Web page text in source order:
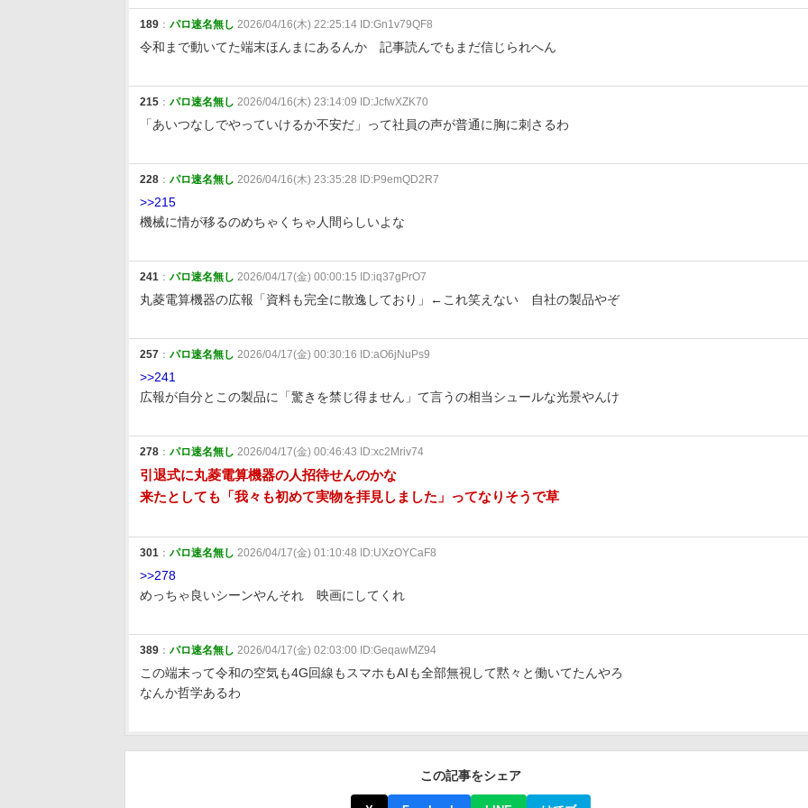
189 ： パロ速名無し 2026/04/16(木) 22:25:14 ID:Gn1v79QF8
令和まで動いてた端末ほんまにあるんか 記事読んでもまだ信じられへん
215 ： パロ速名無し 2026/04/16(木) 23:14:09 ID:JcfwXZK70
「あいつなしでやっていけるか不安だ」って社員の声が普通に胸に刺さるわ
228 ： パロ速名無し 2026/04/16(木) 23:35:28 ID:P9emQD2R7
>>215
機械に情が移るのめちゃくちゃ人間らしいよな
241 ： パロ速名無し 2026/04/17(金) 00:00:15 ID:iq37gPrO7
丸菱電算機器の広報「資料も完全に散逸しており」←これ笑えない 自社の製品やぞ
257 ： パロ速名無し 2026/04/17(金) 00:30:16 ID:aO6jNuPs9
>>241
広報が自分とこの製品に「驚きを禁じ得ません」て言うの相当シュールな光景やんけ
278 ： パロ速名無し 2026/04/17(金) 00:46:43 ID:xc2Mriv74
引退式に丸菱電算機器の人招待せんのかな
来たとしても「我々も初めて実物を拝見しました」ってなりそうで草
301 ： パロ速名無し 2026/04/17(金) 01:10:48 ID:UXzOYCaF8
>>278
めっちゃ良いシーンやんそれ 映画にしてくれ
389 ： パロ速名無し 2026/04/17(金) 02:03:00 ID:GeqawMZ94
この端末って令和の空気も4G回線もスマホもAIも全部無視して黙々と働いてたんやろ
なんか哲学あるわ
この記事をシェア